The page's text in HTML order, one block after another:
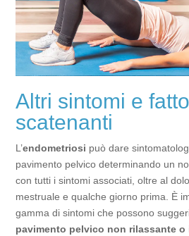
Altri sintomi e
scatenanti
L’endometriosi può dare
pavimento pelvico determinando un
con tutti i sintomi associati, oltre al
mestruale e qualche giorno prima. È
gamma di sintomi che possono
pavimento pelvico non rilassante o